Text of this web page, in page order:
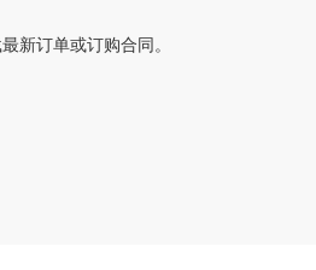
新订单或订购合同。